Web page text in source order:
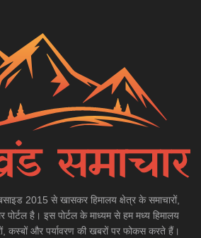
2015 से खासकर हिमालय क्षेत्र के समाचारों,
पोर्टल है। इस पोर्टल के माध्यम से हम मध्य हिमालय
कस्बों और पर्यावरण की खबरों पर फोकस करते हैं।